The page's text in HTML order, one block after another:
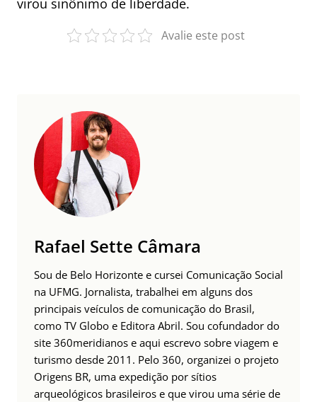
virou sinônimo de liberdade.
Avalie este post
Rafael Sette Câmara
Sou de Belo Horizonte e cursei Comunicação Social
na UFMG. Jornalista, trabalhei em alguns dos
principais veículos de comunicação do Brasil,
como TV Globo e Editora Abril. Sou cofundador do
site 360meridianos e aqui escrevo sobre viagem e
turismo desde 2011. Pelo 360, organizei o projeto
Origens BR, uma expedição por sítios
arqueológicos brasileiros e que virou uma série de